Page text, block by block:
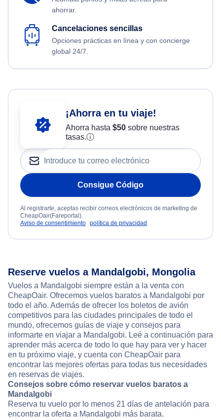
ahorrar.
Cancelaciones sencillas
Opciones prácticas en línea y con concierge
global 24/7.
¡Ahorra en tu viaje!
Ahorra hasta $50sobre nuestras
tasas.ⓘ
Consigue Código
Al registrarte, aceptas recibir correos electrónicos de marketing de
CheapOair(Fareportal).
Aviso de consentimiento política de privacidad
Reserve vuelos a Mandalgobi, Mongolia
Vuelos a Mandalgobi siempre están a la venta con
CheapOair. Ofrecemos vuelos baratos a Mandalgobi por
todo el año. Además de ofrecer los boletos de avión
competitivos para las ciudades principales de todo el
mundo, ofrecemos guías de viaje y consejos para
informarte en viajar a Mandalgobi. Leé a continuación para
aprender más acerca de todo lo que hay para ver y hacer
en tu próximo viaje, y cuenta con CheapOair para
encontrar las mejores ofertas para todas tus necesidades
en reservas de viajes.
Consejos sobre cómo reservar vuelos baratos a
Mandalgobi
Reserva tu vuelo por lo menos 21 días de antelación para
encontrar la oferta a Mandalgobi más barata.